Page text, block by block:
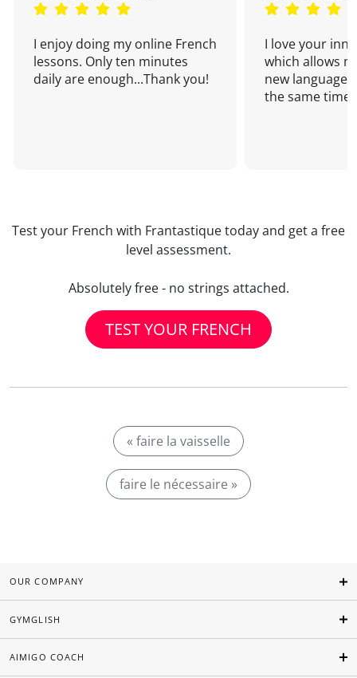
I enjoy doing my online French
lessons. Only ten minutes
daily are enough...Thank you!
I love your
which allows
new language
the same time!
Test your French with Frantastique today and get a free
level assessment.
Absolutely free - no strings attached.
TEST YOUR FRENCH
« faire la vaisselle
faire le nécessaire »
OUR COMPANY
GYMGLISH
AIMIGO COACH